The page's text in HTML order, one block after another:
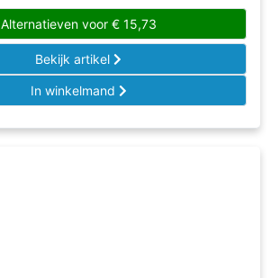
Alternatieven voor €15,73
Bekijk artikel
In winkelmand